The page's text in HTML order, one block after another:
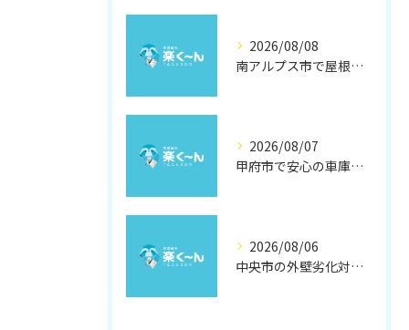
2026/08/08
南アルプス市で屋根遮熱塗装の効果徹底解説
2026/08/07
甲府市で安心の車庫屋根修理方法
2026/08/06
中央市の外壁劣化対策と補修方法